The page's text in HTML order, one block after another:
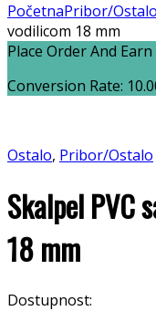
PočetnaPribor/Ostalo
vodilicom 18 mm
Place Order And
Conversion Rate:
Ostalo, Pribor/Ostalo
Skalpel PVC
18 mm
Dostupnost: